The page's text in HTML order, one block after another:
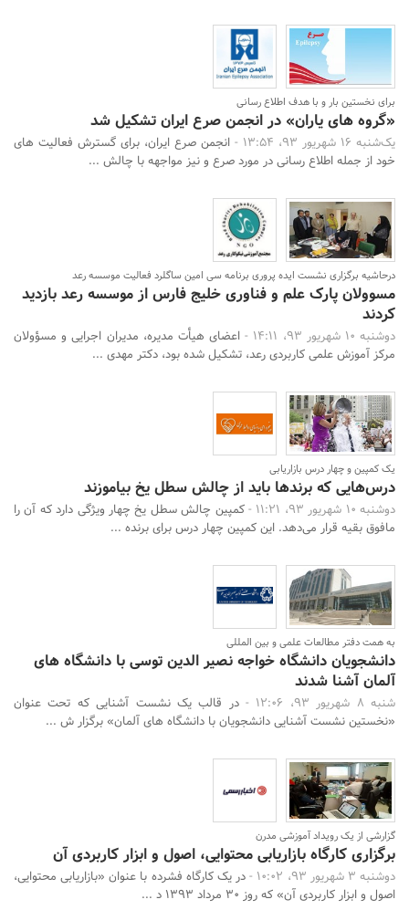
برای نخستین بار و با هدف اطلاع رسانی
«گروه های یاران» در انجمن صرع ایران تشکیل شد
یک‌شنبه 16 شهریور 93، 13:54 -
انجمن صرع ایران، برای گسترش فعالیت های
خود از جمله اطلاع رسانی در مورد صرع و نیز مواجهه با چالش ...
درحاشیه برگزاری نشست ایده پروری برنامه سی امین ساگلرد فعالیت موسسه رعد
مسوولان پارک علم و فناوری خلیج فارس از موسسه رعد بازدید
کردند
دوشنبه 10 شهریور 93، 14:11 -
اعضای هیأت مدیره، مدیران اجرایی و مسؤولان
مرکز آموزش علمی کاربردی رعد، تشکیل شده بود، دکتر مهدی ...
یک کمپین و چهار درس بازاریابی
درس‌هایی که برندها باید از چالش سطل یخ بیاموزند
دوشنبه 10 شهریور 93، 11:21 -
کمپین چالش سطل یخ چهار ویژگی دارد که آن را
مافوق بقیه قرار می‌دهد. این کمپین چهار درس برای برنده ...
به همت دفتر مطالعات علمی و بین المللی
دانشجویان دانشگاه خواجه نصیر الدین توسی با دانشگاه های
آلمان آشنا شدند
شنبه 8 شهریور 93، 12:06 -
در قالب یک نشست آشنایی که تحت عنوان
«نخستین نشست آشنایی دانشجویان با دانشگاه های آلمان» برگزار ش ...
گزارشی از یک رویداد آموزشی مدرن
برگزاری کارگاه بازاریابی محتوایی، اصول و ابزار کاربردی آن
دوشنبه 3 شهریور 93، 10:02 -
در یک کارگاه فشرده با عنوان «بازاریابی محتوایی،
اصول و ابزار کاربردی آن» که روز 30 مرداد 1393 د ...